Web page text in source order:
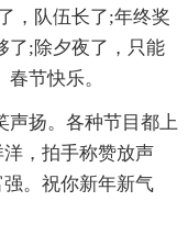
，队伍长了;年终奖
了;除夕夜了，只能
节快乐。
声扬。各种节目都上
，拍手称赞放声
。祝你新年新气